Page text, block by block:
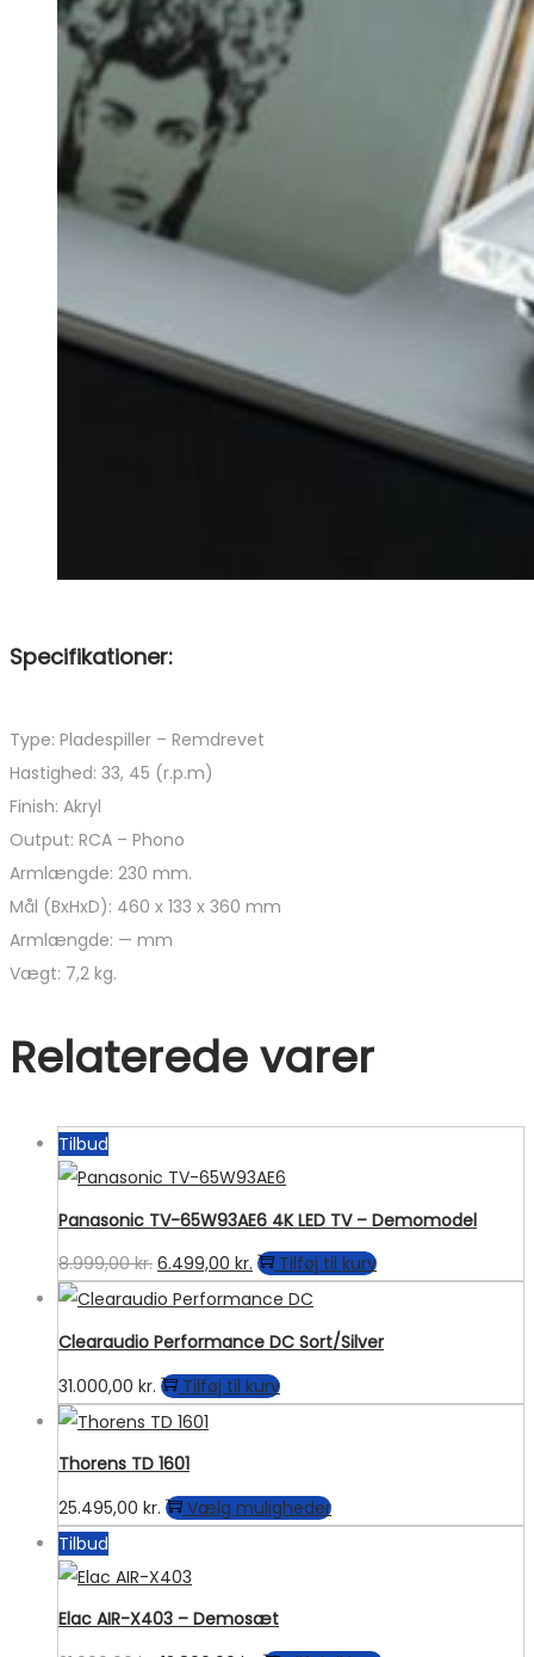
Specifikationer:
Type: Pladespiller – Remdrevet
Hastighed: 33, 45 (r.p.m)
Finish: Akryl
Output: RCA – Phono
Armlængde: 230 mm.
Mål (BxHxD): 460 x 133 x 360 mm
Armlængde: — mm
Vægt: 7,2 kg.
Relaterede varer
Tilbud
Panasonic TV-65W93AE6 4K LED TV – Demomodel
8.999,00kr. Den
oprindelige
pris
8.999,00 kr..
6.499,00 kr. Den
aktuelle
pris
6.499,00 kr..
Tilføj til kurv
Clearaudio Performance DC Sort/Silver
31.000,00 kr. Tilføj til kurv
Thorens TD 1601
25.495,00 kr. Vælg mulighederDette
Tilbud
Elac AIR-X403 – Demosæt